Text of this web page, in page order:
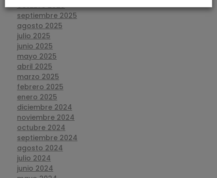
octubre 2025
septiembre 2025
agosto 2025
julio 2025
junio 2025
mayo 2025
abril 2025
marzo 2025
febrero 2025
enero 2025
diciembre 2024
noviembre 2024
octubre 2024
septiembre 2024
agosto 2024
julio 2024
junio 2024